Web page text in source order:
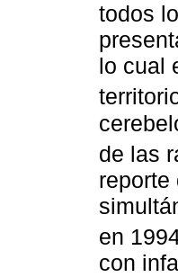
todos
lo cual
de las
reporte
en
con